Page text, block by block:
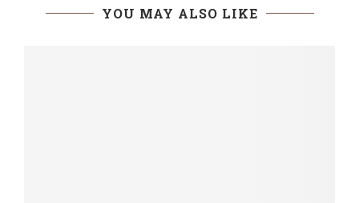
YOU MAY ALSO LIKE